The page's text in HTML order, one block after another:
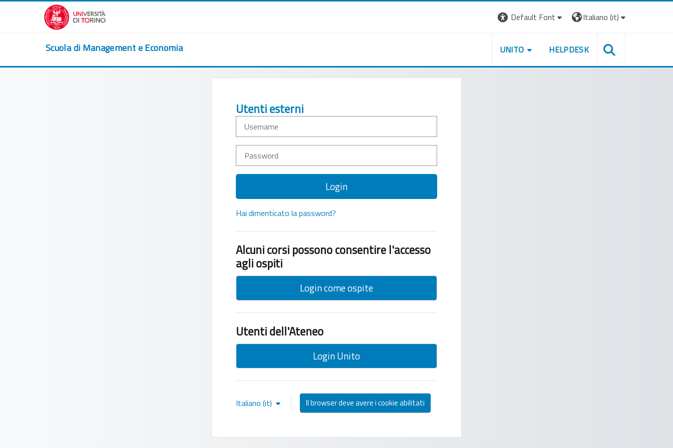
Vai al contenuto principale
Default Font
Italiano ‎(it)‎
Scuola di Management e Economia UNITO HELPDESK
Username
Password
Login
Hai dimenticato la password?
Alcuni corsi possono consentire l'accesso
agli ospiti
Login come ospite
Utenti dell'Ateneo
Login Unito
Italiano ‎(it)‎ Il browser deve avere i cookie abilitati